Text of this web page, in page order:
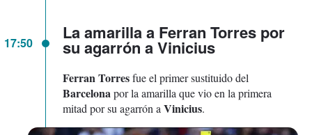
17:50 La amarilla a Ferran Torres por
su agarrón a Vinicius
Ferran Torresfue el primer sustituido del
Barcelona por la amarilla que vio en la primera
mitad por su agarrón a Vinicius.